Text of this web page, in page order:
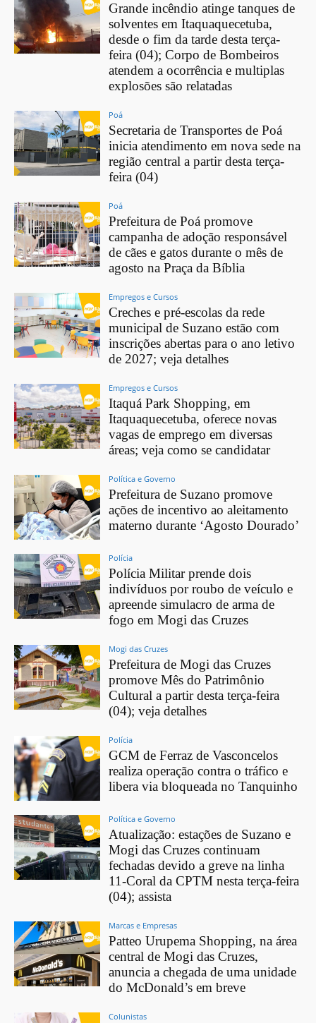
Grande incêndio atinge tanques de
solventes em Itaquaquecetuba,
desde o fim da tarde desta terça-
feira (04); Corpo de Bombeiros
atendem a ocorrência e multiplas
explosões são relatadas
Poá
Secretaria de Transportes de Poá
inicia atendimento em nova sede na
região central a partir desta terça-
feira (04)
Poá
Prefeitura de Poá promove
campanha de adoção responsável
de cães e gatos durante o mês de
agosto na Praça da Bíblia
Empregos e Cursos
Creches e pré-escolas da rede
municipal de Suzano estão com
inscrições abertas para o ano letivo
de 2027; veja detalhes
Empregos e Cursos
Itaquá Park Shopping, em
Itaquaquecetuba, oferece novas
vagas de emprego em diversas
áreas; veja como se candidatar
Política e Governo
Prefeitura de Suzano promove
ações de incentivo ao aleitamento
materno durante ‘Agosto Dourado’
Polícia
Polícia Militar prende dois
indivíduos por roubo de veículo e
apreende simulacro de arma de
fogo em Mogi das Cruzes
Mogi das Cruzes
Prefeitura de Mogi das Cruzes
promove Mês do Patrimônio
Cultural a partir desta terça-feira
(04); veja detalhes
Polícia
GCM de Ferraz de Vasconcelos
realiza operação contra o tráfico e
libera via bloqueada no Tanquinho
Política e Governo
Atualização: estações de Suzano e
Mogi das Cruzes continuam
fechadas devido a greve na linha
11-Coral da CPTM nesta terça-feira
(04); assista
Marcas e Empresas
Patteo Urupema Shopping, na área
central de Mogi das Cruzes,
anuncia a chegada de uma unidade
do McDonald’s em breve
Colunistas